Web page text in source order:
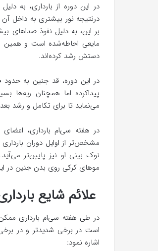
در این دوره از بارداری، به
درنتیجه نور بیشتری به داخل
بر این، به دلیل نفوذ صداهای
مایعی احاطه‌شده است و همین
دستش رشد کرده‌اند.
در این دوره، قد جنین به حدود
پیداکرده اما همچنان ریه‌ها
می‌نماید تا برای تکامل و رشد
در هفته سی‌ام بارداری،
مشخص‌تر از اوایل دوران
نوک بینی او نیز پایین‌تر
موهای کرکی روی بدن جنین در
علائم شایع
در طی هفته سی‌ام بارداری
است در برخی شدیدتر و در
اشاره نمود: